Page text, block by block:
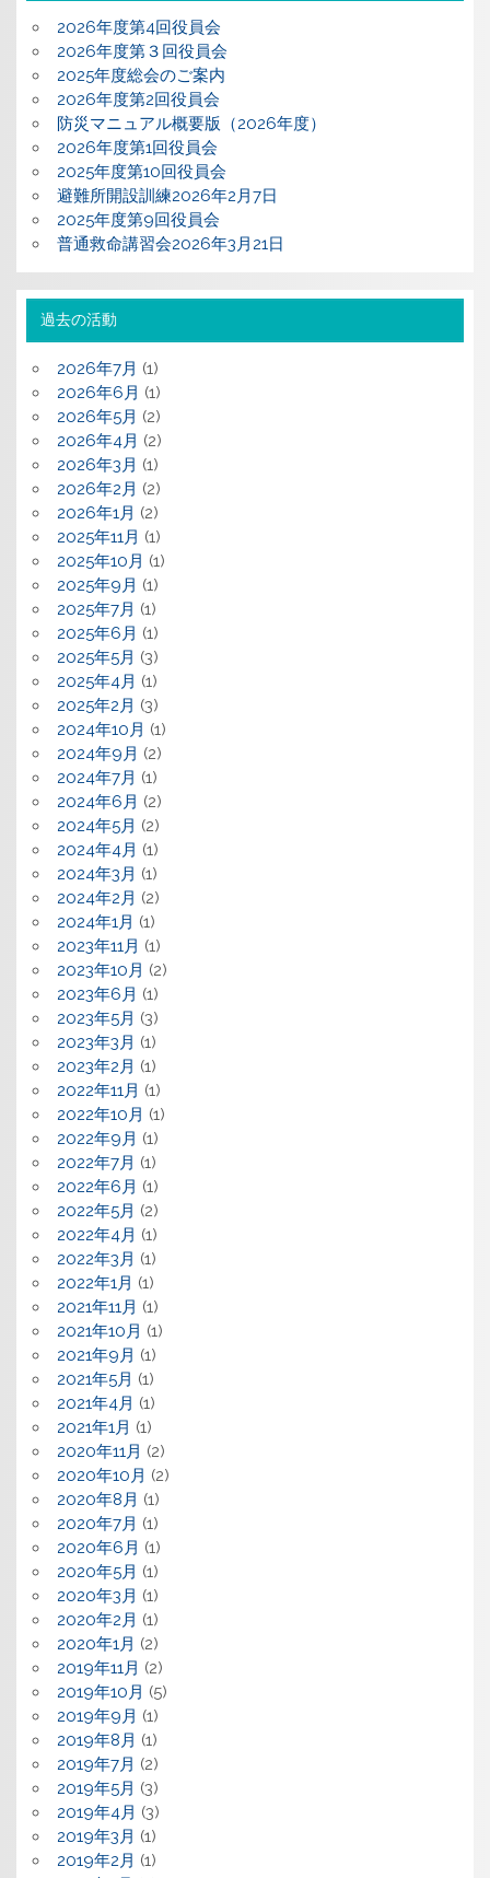
2026年度第4回役員会
2026年度第３回役員会
2025年度総会のご案内
2026年度第2回役員会
防災マニュアル概要版（2026年度）
2026年度第1回役員会
2025年度第10回役員会
避難所開設訓練2026年2月7日
2025年度第9回役員会
普通救命講習会2026年3月21日
過去の活動
2026年7月 (1)
2026年6月 (1)
2026年5月 (2)
2026年4月 (2)
2026年3月 (1)
2026年2月 (2)
2026年1月 (2)
2025年11月 (1)
2025年10月 (1)
2025年9月 (1)
2025年7月 (1)
2025年6月 (1)
2025年5月 (3)
2025年4月 (1)
2025年2月 (3)
2024年10月 (1)
2024年9月 (2)
2024年7月 (1)
2024年6月 (2)
2024年5月 (2)
2024年4月 (1)
2024年3月 (1)
2024年2月 (2)
2024年1月 (1)
2023年11月 (1)
2023年10月 (2)
2023年6月 (1)
2023年5月 (3)
2023年3月 (1)
2023年2月 (1)
2022年11月 (1)
2022年10月 (1)
2022年9月 (1)
2022年7月 (1)
2022年6月 (1)
2022年5月 (2)
2022年4月 (1)
2022年3月 (1)
2022年1月 (1)
2021年11月 (1)
2021年10月 (1)
2021年9月 (1)
2021年5月 (1)
2021年4月 (1)
2021年1月 (1)
2020年11月 (2)
2020年10月 (2)
2020年8月 (1)
2020年7月 (1)
2020年6月 (1)
2020年5月 (1)
2020年3月 (1)
2020年2月 (1)
2020年1月 (2)
2019年11月 (2)
2019年10月 (5)
2019年9月 (1)
2019年8月 (1)
2019年7月 (2)
2019年5月 (3)
2019年4月 (3)
2019年3月 (1)
2019年2月 (1)